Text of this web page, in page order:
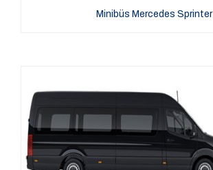
Minibüs Mercedes Sprinter